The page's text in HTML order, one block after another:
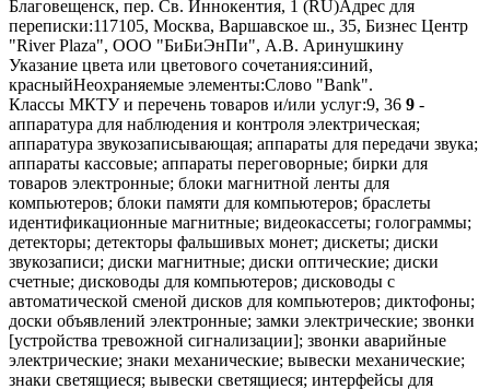
Благовещенск, пер. Св. Иннокентия, 1 (RU)Адрес для
переписки:117105, Москва, Варшавское ш., 35, Бизнес Центр
"River Plaza", ООО "БиБиЭнПи", А.В. Аринушкину
Указание цвета или цветового сочетания:синий,
красныйНеохраняемые элементы:Слово "Bank".
Классы МКТУ и перечень товаров и/или услуг:9, 36 9 -
аппаратура для наблюдения и контроля электрическая;
аппаратура звукозаписывающая; аппараты для передачи звука;
аппараты кассовые; аппараты переговорные; бирки для
товаров электронные; блоки магнитной ленты для
компьютеров; блоки памяти для компьютеров; браслеты
идентификационные магнитные; видеокассеты; голограммы;
детекторы; детекторы фальшивых монет; дискеты; диски
звукозаписи; диски магнитные; диски оптические; диски
счетные; дисководы для компьютеров; дисководы с
автоматической сменой дисков для компьютеров; диктофоны;
доски объявлений электронные; замки электрические; звонки
[устройства тревожной сигнализации]; звонки аварийные
электрические; знаки механические; вывески механические;
знаки светящиеся; вывески светящиеся; интерфейсы для